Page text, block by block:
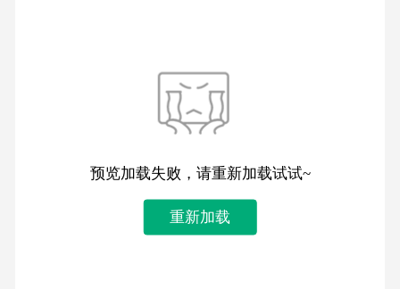
预览加载失败，请重新加载试试~
重新加载